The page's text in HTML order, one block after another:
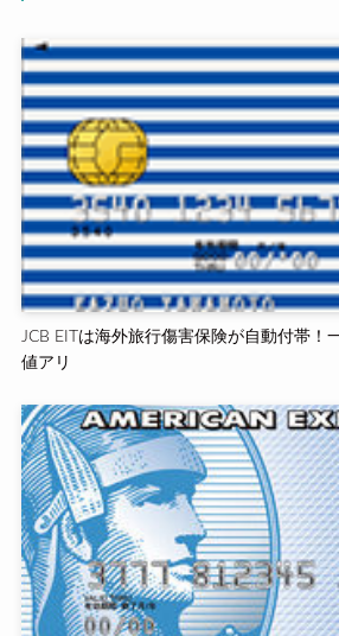
JCB EITは海外旅行傷害保険が自動付帯！
値アリ